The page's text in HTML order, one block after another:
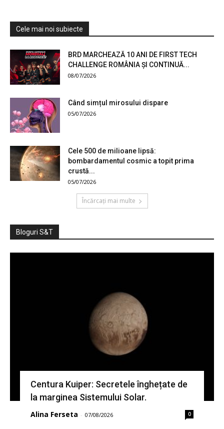
Cele mai noi subiecte
BRD MARCHEAZĂ 10 ANI DE FIRST TECH
CHALLENGE ROMÂNIA ȘI CONTINUĂ...
08/07/2026
Când simțul mirosului dispare
05/07/2026
Cele 500 de milioane lipsă:
bombardamentul cosmic a topit prima
crustă...
05/07/2026
Încărcați mai multe
Bloguri S&T
Centura Kuiper: Secretele înghețate de
la marginea Sistemului Solar.
Alina Ferseta - 07/08/2026 0